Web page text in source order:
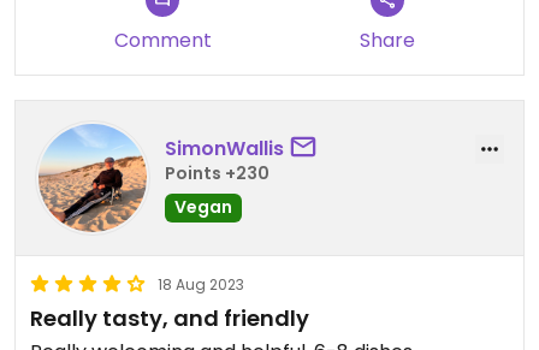
Comment Share
SimonWallis
Points +230
Vegan
18 Aug 2023
Really tasty, and friendly